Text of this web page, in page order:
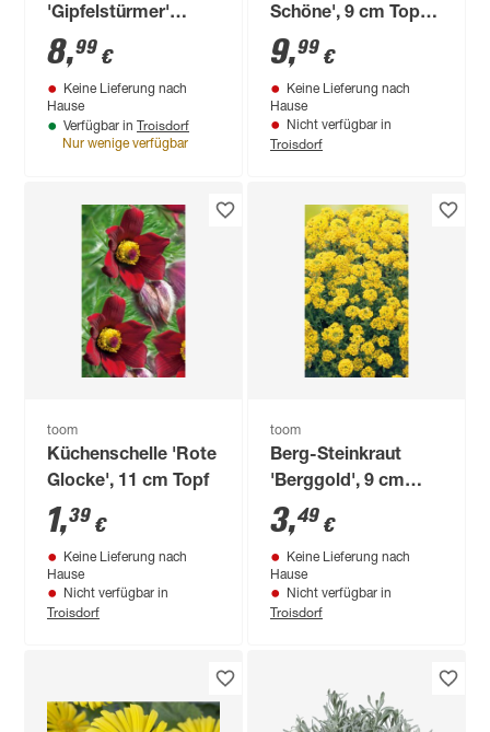
'Gipfelstürmer'
verschiedene Sorten
6er-Tray
8,99 €
Keine Lieferung nach
Hause
Verfügbar in Troisdorf
Nur wenige verfügbar
Schöne', 9 cm Topf,
3er-Set
9,99 €
Keine Lieferung nach
Hause
Nicht verfügbar in
Troisdorf
toom
Küchenschelle 'Rote
Glocke', 11 cm Topf
1,39 €
Keine Lieferung nach
Hause
Nicht verfügbar in
Troisdorf
toom
Berg-Steinkraut
'Berggold', 9 cm
Topf
3,49 €
Keine Lieferung nach
Hause
Nicht verfügbar in
Troisdorf